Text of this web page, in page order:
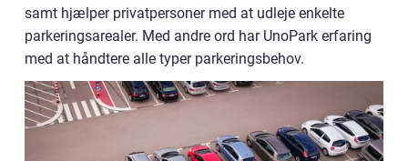
samt hjælper privatpersoner med at udleje enkelte
parkeringsarealer. Med andre ord har UnoPark erfaring
med at håndtere alle typer parkeringsbehov.